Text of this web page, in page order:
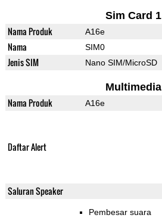
Sim Card 1
Nama Produk A16e
Nama SIM0
Jenis SIM Nano SIM/MicroSD
Multimedia
Nama Produk A16e
Daftar Alert
Saluran Speaker
Pembesar suara